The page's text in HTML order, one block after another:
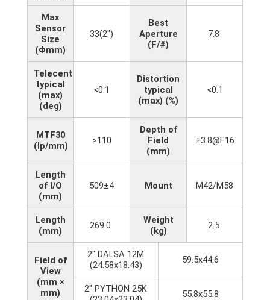
Max
Sensor
Size
(Φmm)
33(2")
Best
Aperture
(F/#)
7.8
Telecentricity
typical
(max)
(deg)
<0.1
Distortion
typical
(max) (%)
<0.1
MTF30
(lp/mm)
>110
Depth of
Field
(mm)
±3.8@F16
Length
of I/O
(mm)
509±4 Mount M42/M58
Length
(mm)
269.0
Weight
(kg)
2.5
Field of
View
(mm ×
mm)
2" DALSA 12M
(24.58x18.43)
59.5x44.6
2" PYTHON 25K
55.8x55.8